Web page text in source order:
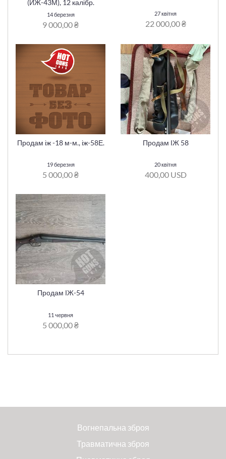
(ИЖ-43М), 12 калібр.
14 березня
9 000,00 ₴
27 квітня
22 000,00 ₴
Продам іж -18 м-м., іж-58Е.
19 березня
5 000,00 ₴
Продам ІЖ 58
20 квітня
400,00 USD
Продам ІЖ-54
11 червня
5 000,00 ₴
Вогнепальна зброя
Травматична зброя